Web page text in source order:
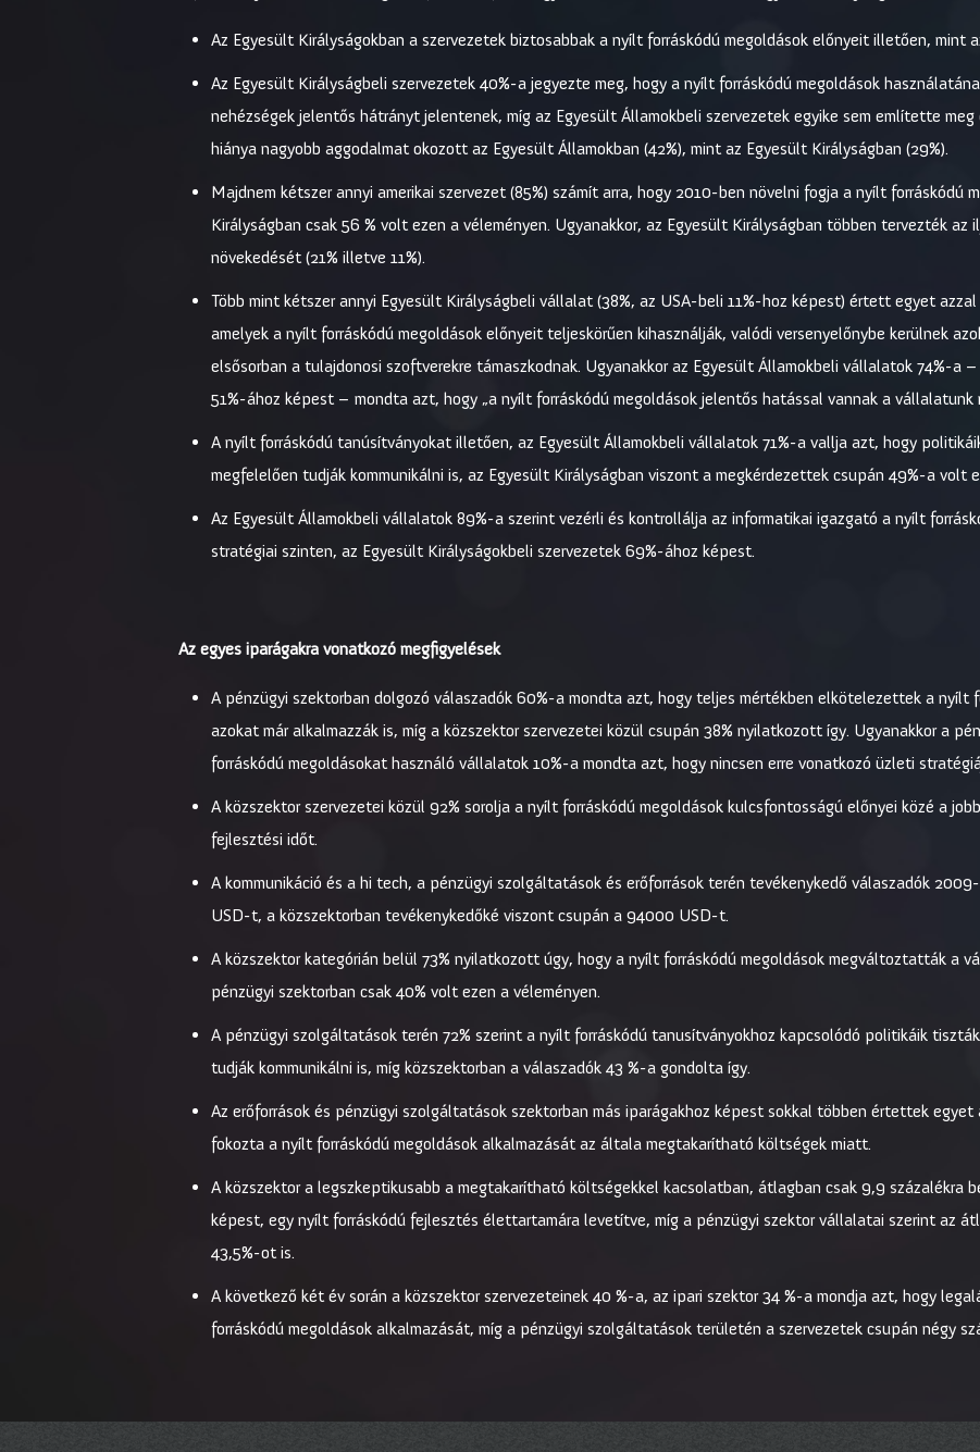
Az Egyesült Királyságokban a szervezetek biztosabbak a nyílt forráskódú megoldások előnyeit illetően, mint
Az Egyesült Királyságbeli szervezetek 40%-a jegyezte meg, hogy a nyílt forráskódú megoldások
nehézségek jelentős hátrányt jelentenek, míg az Egyesült Államokbeli szervezetek egyike sem említette meg
hiánya nagyobb aggodalmat okozott az Egyesült Államokban (42%), mint az Egyesült Királyságban (29%).
Majdnem kétszer annyi amerikai szervezet (85%) számít arra, hogy 2010-ben növelni fogja a nyílt forráskódú
Királyságban csak 56 % volt ezen a véleményen. Ugyanakkor, az Egyesült Királyságban többen tervezték
növekedését (21% illetve 11%).
Több mint kétszer annyi Egyesült Királyságbeli vállalat (38%, az USA-beli 11%-hoz képest) értett egyet
amelyek a nyílt forráskódú megoldások előnyeit teljeskörűen kihasználják, valódi versenyelőnybe kerülnek
elsősorban a tulajdonosi szoftverekre támaszkodnak. Ugyanakkor az Egyesült Államokbeli vállalatok 74%-a
51%-ához képest – mondta azt, hogy „a nyílt forráskódú megoldások jelentős hatással vannak a vállalatunk
A nyílt forráskódú tanúsítványokat illetően, az Egyesült Államokbeli vállalatok 71%-a vallja azt, hogy
megfelelően tudják kommunikálni is, az Egyesült Királyságban viszont a megkérdezettek csupán 49%-a volt
Az Egyesült Államokbeli vállalatok 89%-a szerint vezérli és kontrollálja az informatikai igazgató a nyílt
stratégiai szinten, az Egyesült Királyságokbeli szervezetek 69%-ához képest.
Az egyes iparágakra vonatkozó megfigyelések
A pénzügyi szektorban dolgozó válaszadók 60%-a mondta azt, hogy teljes mértékben elkötelezettek a nyílt
azokat már alkalmazzák is, míg a közszektor szervezetei közül csupán 38% nyilatkozott így. Ugyanakkor a
forráskódú megoldásokat használó vállalatok 10%-a mondta azt, hogy nincsen erre vonatkozó üzleti
A közszektor szervezetei közül 92% sorolja a nyílt forráskódú megoldások kulcsfontosságú előnyei közé a
fejlesztési időt.
A kommunikáció és a hi tech, a pénzügyi szolgáltatások és erőforrások terén tevékenykedő válaszadók
USD-t, a közszektorban tevékenykedőké viszont csupán a 94000 USD-t.
A közszektor kategórián belül 73% nyilatkozott úgy, hogy a nyílt forráskódú megoldások megváltoztatták a
pénzügyi szektorban csak 40% volt ezen a véleményen.
A pénzügyi szolgáltatások terén 72% szerint a nyílt forráskódú tanusítványokhoz kapcsolódó politikáik
tudják kommunikálni is, míg közszektorban a válaszadók 43 %-a gondolta így.
Az erőforrások és pénzügyi szolgáltatások szektorban más iparágakhoz képest sokkal többen értettek
fokozta a nyílt forráskódú megoldások alkalmazását az általa megtakarítható költségek miatt.
A közszektor a legszkeptikusabb a megtakarítható költségekkel kacsolatban, átlagban csak 9,9 százalékra
képest, egy nyílt forráskódú fejlesztés élettartamára levetítve, míg a pénzügyi szektor vállalatai szerint az
43,5%-ot is.
A következő két év során a közszektor szervezeteinek 40 %-a, az ipari szektor 34 %-a mondja azt, hogy
forráskódú megoldások alkalmazását, míg a pénzügyi szolgáltatások területén a szervezetek csupán négy